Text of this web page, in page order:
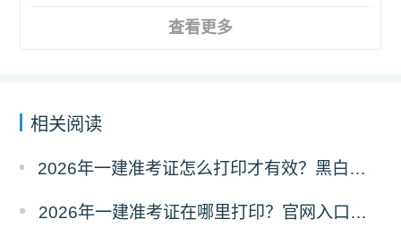
查看更多
相关阅读
2026年一建准考证怎么打印才有效？黑白彩打有区别吗？
2026年一建准考证在哪里打印？官网入口是什么？